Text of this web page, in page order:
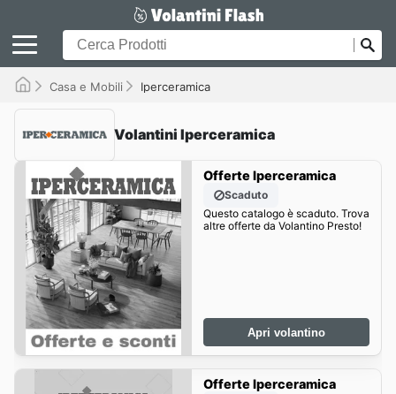
Casa e Mobili Iperceramica
Volantini Iperceramica
Offerte Iperceramica
Scaduto
Questo catalogo è scaduto. Trova
altre offerte da Volantino Presto!
Apri volantino
Offerte Iperceramica